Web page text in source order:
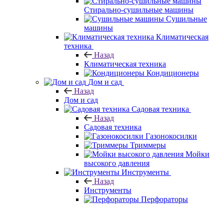
Стирально-сушильные машины
Сушильные
машины
Климатическая
техника
Назад
Климатическая техника
Кондиционеры
Дом и сад
Назад
Дом и сад
Садовая техника
Назад
Садовая техника
Газонокосилки
Триммеры
Мойки
высокого давления
Инструменты
Назад
Инструменты
Перфораторы